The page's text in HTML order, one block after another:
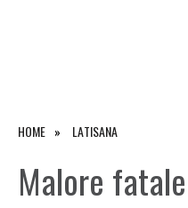
HOME LATISANA
Malore